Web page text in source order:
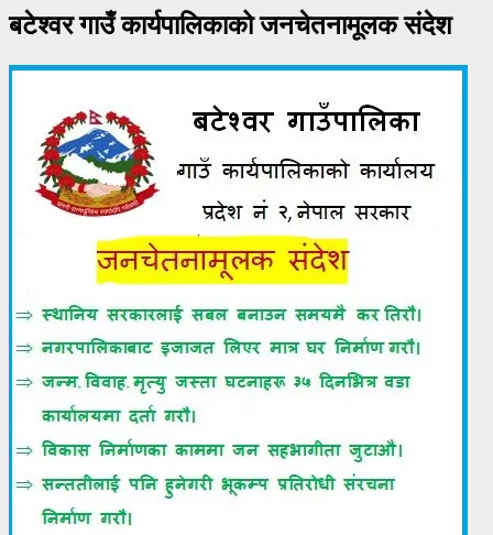
बटेश्वर गाउँ कार्यपालिकाको जनचेतनामूलक संदेश